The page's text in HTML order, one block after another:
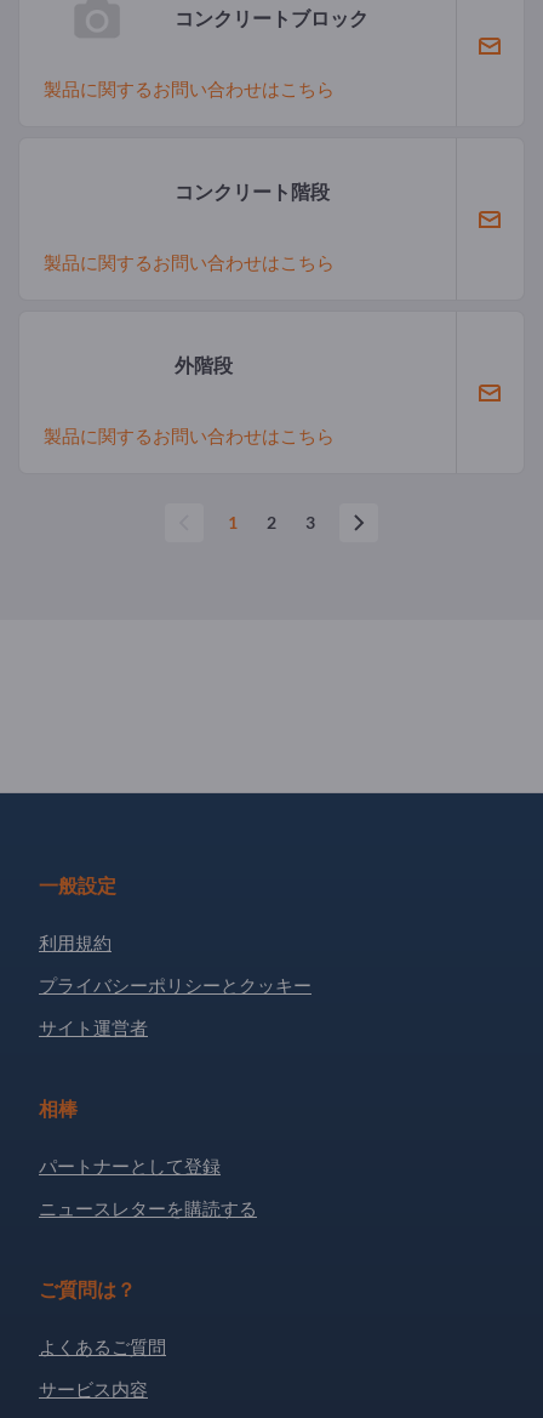
コンクリートブロック
製品に関するお問い合わせはこちら
コンクリート階段
製品に関するお問い合わせはこちら
外階段
製品に関するお問い合わせはこちら
1 2 3
一般設定
利用規約
プライバシーポリシーとクッキー
サイト運営者
相棒
パートナーとして登録
ニュースレターを購読する
ご質問は？
よくあるご質問
サービス内容